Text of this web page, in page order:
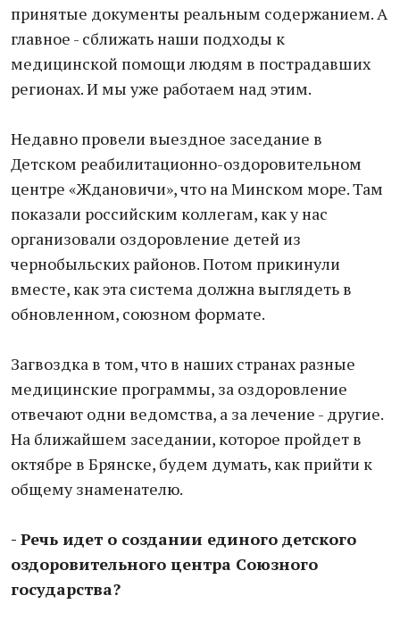
принятые документы реальным содержанием. А
главное - сближать наши подходы к
медицинской помощи людям в пострадавших
регионах. И мы уже работаем над этим.
Недавно провели выездное заседание в
Детском реабилитационно-оздоровительном
центре «Ждановичи», что на Минском море. Там
показали российским коллегам, как у нас
организовали оздоровление детей из
чернобыльских районов. Потом прикинули
вместе, как эта система должна выглядеть в
обновленном, союзном формате.
Загвоздка в том, что в наших странах разные
медицинские программы, за оздоровление
отвечают одни ведомства, а за лечение - другие.
На ближайшем заседании, которое пройдет в
октябре в Брянске, будем думать, как прийти к
общему знаменателю.
- Речь идет о создании единого детского
оздоровительного центра Союзного
государства?